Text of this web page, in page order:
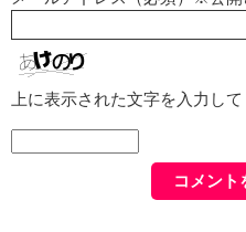
上に表示された文字を入力して